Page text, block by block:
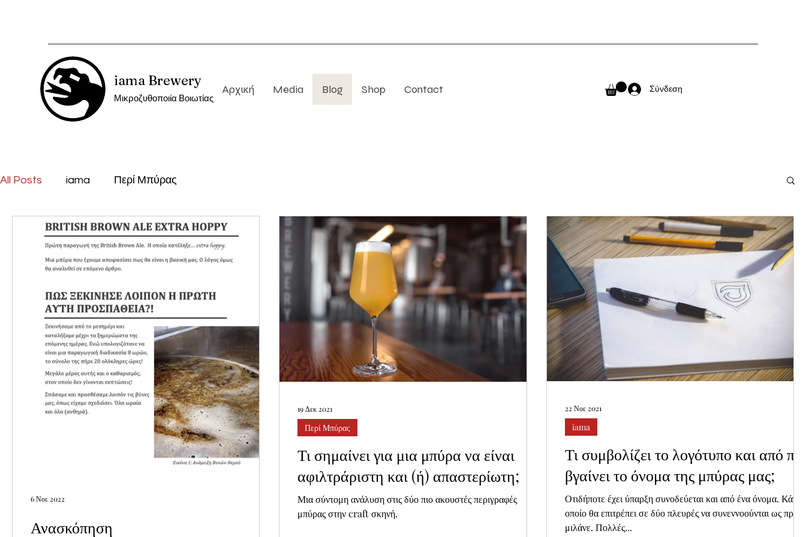
iama Brewery
Μικροζυθοποιία Βοιωτίας
Αρχική Media Blog Shop Contact Σύνδεση
All Posts iama Περί Μπύρας
Ανασκόπηση
6 Νοε 2022
Τι σημαίνει για μια μπύρα να είναι
αφιλτράριστη και (ή) απαστερίωτη;
Μια σύντομη ανάλυση στις δύο πιο ακουστές περιγραφές
μπύρας στην craft σκηνή.
Περί Μπύρας
19 Δεκ 2021
Τι συμβολίζει το λογότυπο και από
βγαίνει το όνομα της μπύρας μας;
Οτιδήποτε έχει ύπαρξη συνοδεύεται και από ένα όνομα. Κάτι
οποίο θα επιτρέπει σε δύο πλευρές να συνεννοούνται ως προς
μιλάνε. Πολλές...
iama
22 Νοε 2021